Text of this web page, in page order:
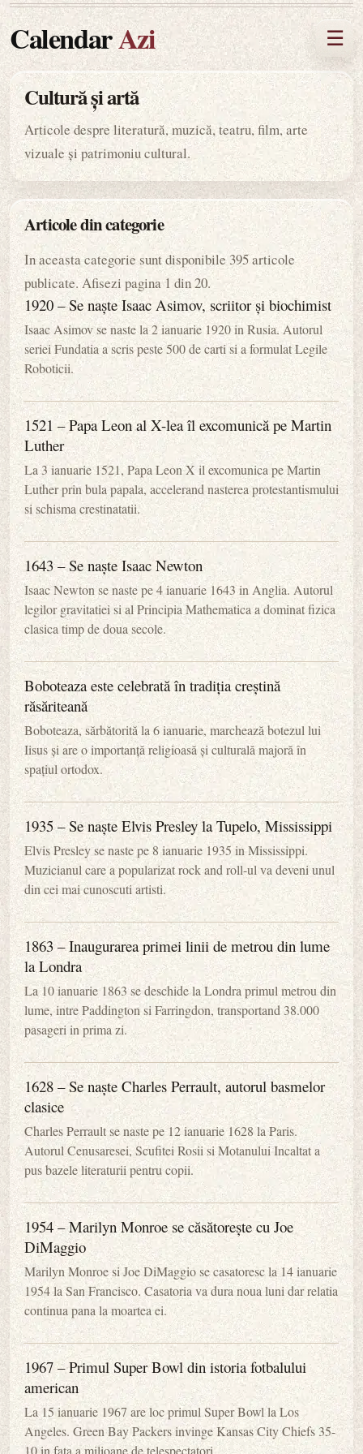
CalendarAzi ☰
Cultură și artă
Articole despre literatură, muzică, teatru, film, arte
vizuale și patrimoniu cultural.
Articole din categorie
In aceasta categorie sunt disponibile 395 articole
publicate. Afisezi pagina 1 din 20.
1920 – Se naște Isaac Asimov, scriitor și biochimist
Isaac Asimov se naste la 2 ianuarie 1920 in Rusia. Autorul
seriei Fundatia a scris peste 500 de carti si a formulat Legile
Roboticii.
1521 – Papa Leon al X-lea îl excomunică pe Martin
Luther
La 3 ianuarie 1521, Papa Leon X il excomunica pe Martin
Luther prin bula papala, accelerand nasterea protestantismului
si schisma crestinatatii.
1643 – Se naște Isaac Newton
Isaac Newton se naste pe 4 ianuarie 1643 in Anglia. Autorul
legilor gravitatiei si al Principia Mathematica a dominat fizica
clasica timp de doua secole.
Boboteaza este celebrată în tradiția creștină
răsăriteană
Boboteaza, sărbătorită la 6 ianuarie, marchează botezul lui
Iisus și are o importanță religioasă și culturală majoră în
spațiul ortodox.
1935 – Se naște Elvis Presley la Tupelo, Mississippi
Elvis Presley se naste pe 8 ianuarie 1935 in Mississippi.
Muzicianul care a popularizat rock and roll-ul va deveni unul
din cei mai cunoscuti artisti.
1863 – Inaugurarea primei linii de metrou din lume
la Londra
La 10 ianuarie 1863 se deschide la Londra primul metrou din
lume, intre Paddington si Farringdon, transportand 38.000
pasageri in prima zi.
1628 – Se naște Charles Perrault, autorul basmelor
clasice
Charles Perrault se naste pe 12 ianuarie 1628 la Paris.
Autorul Cenusaresei, Scufitei Rosii si Motanului Incaltat a
pus bazele literaturii pentru copii.
1954 – Marilyn Monroe se căsătorește cu Joe
DiMaggio
Marilyn Monroe si Joe DiMaggio se casatoresc la 14 ianuarie
1954 la San Francisco. Casatoria va dura noua luni dar relatia
continua pana la moartea ei.
1967 – Primul Super Bowl din istoria fotbalului
american
La 15 ianuarie 1967 are loc primul Super Bowl la Los
Angeles. Green Bay Packers invinge Kansas City Chiefs 35-
10 in fata a milioane de telespectatori.